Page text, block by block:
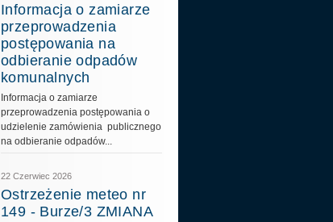
Informacja o zamiarze
przeprowadzenia
postępowania na
odbieranie odpadów
komunalnych
Informacja o zamiarze
przeprowadzenia postępowania o
udzielenie zamówienia publicznego
na odbieranie odpadów...
22 Czerwiec 2026
Ostrzeżenie meteo nr
149 - Burze/3 ZMIANA